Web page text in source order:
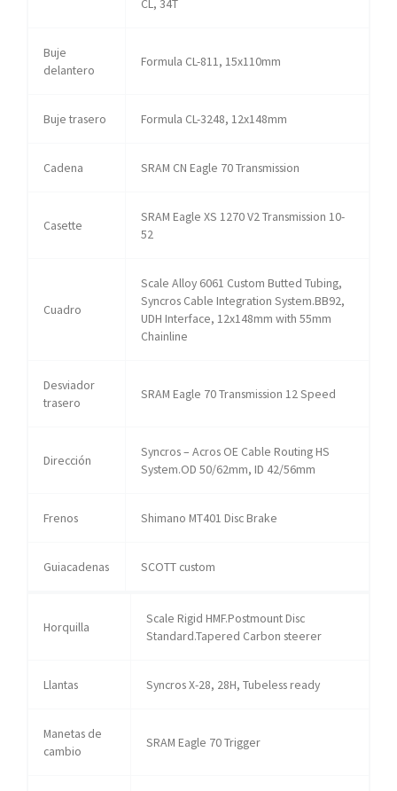
CL, 34T
Buje
delantero
Formula CL-811, 15x110mm
Buje trasero Formula CL-3248, 12x148mm
Cadena SRAM CN Eagle 70 Transmission
Casette
SRAM Eagle XS 1270 V2 Transmission 10-
52
Cuadro
Scale Alloy 6061 Custom Butted Tubing,
Syncros Cable Integration System.BB92,
UDH Interface, 12x148mm with 55mm
Chainline
Desviador
trasero
SRAM Eagle 70 Transmission 12 Speed
Dirección
Syncros – Acros OE Cable Routing HS
System.OD 50/62mm, ID 42/56mm
Frenos Shimano MT401 Disc Brake
Guiacadenas SCOTT custom
Horquilla
Scale Rigid HMF.Postmount Disc
Standard.Tapered Carbon steerer
Llantas Syncros X-28, 28H, Tubeless ready
Manetas de
cambio
SRAM Eagle 70 Trigger